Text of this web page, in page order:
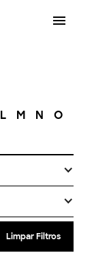
L M N O
Limpar Filtros